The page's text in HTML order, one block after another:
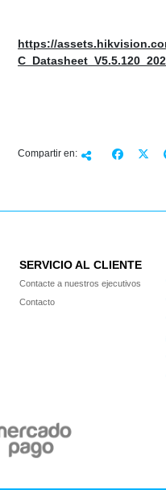
https://
Compartir en:
SERVICIO AL CLIENTE
Contacte a nuestros ejecutivos
Contacto